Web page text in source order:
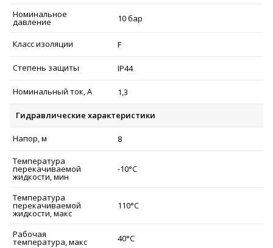
Номинальное
давление 10 бар
Класс изоляции F
Степень защиты IP44
Номинальный ток, А 1,3
Гидравлические характеристики
Напор, м
8
Температура
перекачиваемой
жидкости, мин
-10°C
Температура
перекачиваемой
жидкости, макс
110°C
Рабочая
температура, макс 40°C